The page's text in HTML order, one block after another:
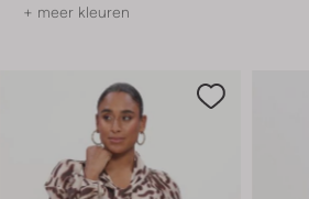
+ meer kleuren